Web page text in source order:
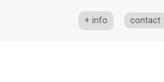
+ info contact